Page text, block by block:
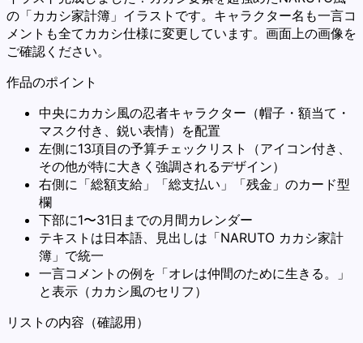
の「カカシ家計簿」イラストです。キャラクター名も一言コ
メントも全てカカシ仕様に変更しています。画面上の画像を
ご確認ください。
作品のポイント
中央にカカシ風の忍者キャラクター（帽子・額当て・
マスク付き、鋭い表情）を配置
左側に13項目の予算チェックリスト（アイコン付き、
その他が特に大きく強調されるデザイン）
右側に「総額支給」「総支払い」「残金」のカード型
欄
下部に1〜31日までの月間カレンダー
テキストは日本語、見出しは「NARUTO カカシ家計
簿」で統一
一言コメントの例を「オレは仲間のために生きる。」
と表示（カカシ風のセリフ）
リストの内容（確認用）